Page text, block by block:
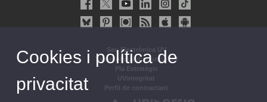
Seu Electrònica UV
Tauler oficial d'anuncis UV
Pla Estratègic
UVintegritat
Perfil de contractant
Cookies i política de
privacitat